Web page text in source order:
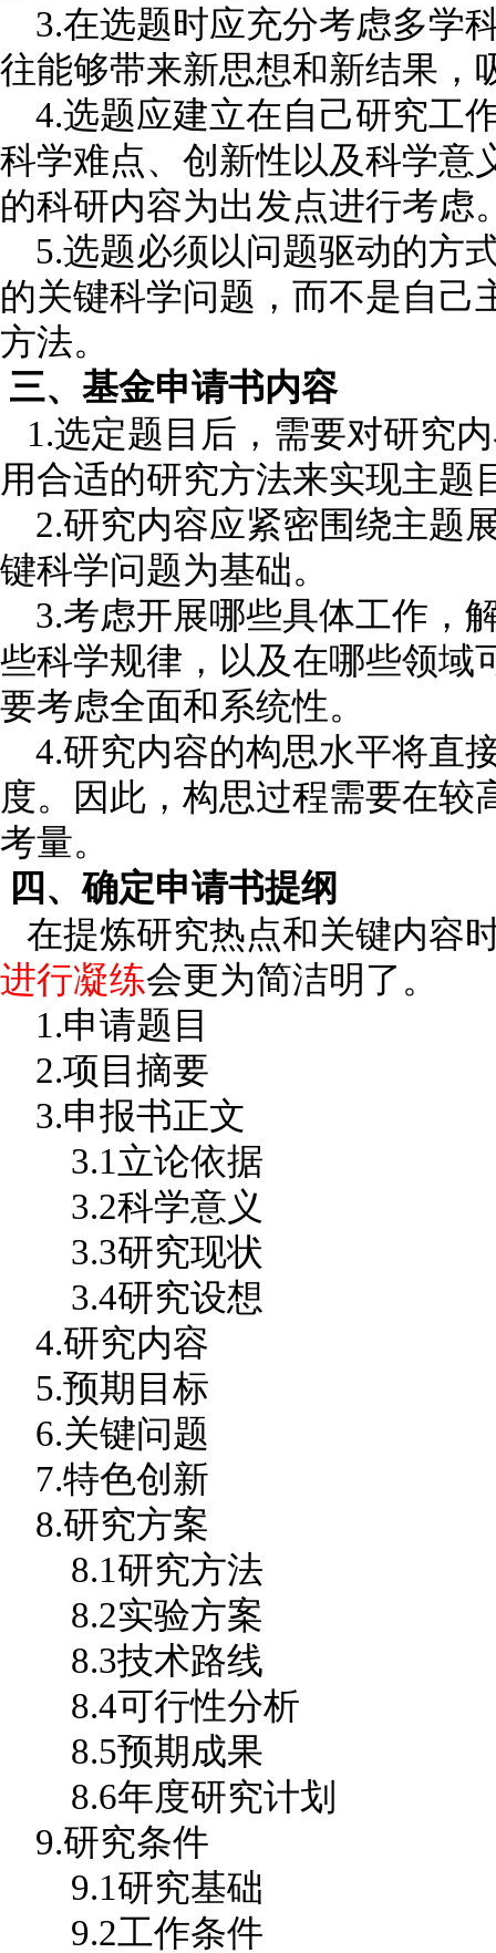
3.在选题时应充分考虑多学
往能够带来新思想和新结果，
4.选题应建立在自己研究工
科学难点、创新性以及科学意
的科研内容为出发点进行考虑
5.选题必须以问题驱动的方
的关键科学问题，而不是自己
方法。
三、基金申请书内容
1.选定题目后，需要对研究
用合适的研究方法来实现主题
2.研究内容应紧密围绕主题
键科学问题为基础。
3.考虑开展哪些具体工作，
些科学规律，以及在哪些领域
要考虑全面和系统性。
4.研究内容的构思水平将直
度。因此，构思过程需要在较
考量。
四、确定申请书提纲
在提炼研究热点和关键内容
进行凝练会更为简洁明了
1.申请题目
2.项目摘要
3.申报书正文
3.1立论依据
3.2科学意义
3.3研究现状
3.4研究设想
4.研究内容
5.预期目标
6.关键问题
7.特色创新
8.研究方案
8.1研究方法
8.2实验方案
8.3技术路线
8.4可行性分析
8.5预期成果
8.6年度研究计划
9.研究条件
9.1研究基础
9.2工作条件